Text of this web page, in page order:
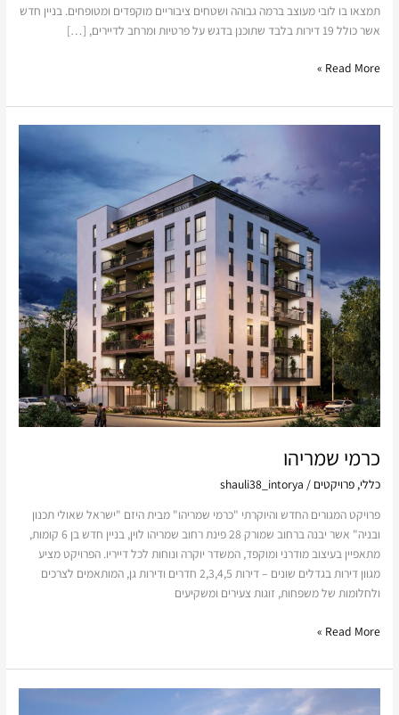
תמצאו בו לובי מעוצב ברמה גבוהה ושטחים ציבוריים מוקפדים ומטופחים. בניין חדש
אשר כולל 19 דירות בלבד שתוכנן בדגש על פרטיות ומרחב לדיירים, […]
Read More »
כרמי שמריהו
כללי,פרויקטים /
shauli38_intorya
פרויקט המגורים החדש והיוקרתי "כרמי שמריהו" מבית היזם "ישראל שאולי תכנון
ובניה" אשר יבנה ברחוב שמורק 28 פינת רחוב שמריהו לוין, בניין חדש בן 6 קומות,
מתאפיין בעיצוב מודרני ומוקפד, המשדר יוקרה ונוחות לכל דייריו. הפרויקט מציע
מגוון דירות בגדלים שונים – דירות 2,3,4,5 חדרים ודירות גן, המותאמים לצרכים
ולחלומות של משפחות, זוגות צעירים ומשקיעים
שמריהו
Read More »